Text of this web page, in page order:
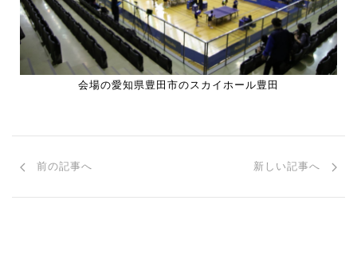
会場の愛知県豊田市のスカイホール豊田
前の記事へ 新しい記事へ